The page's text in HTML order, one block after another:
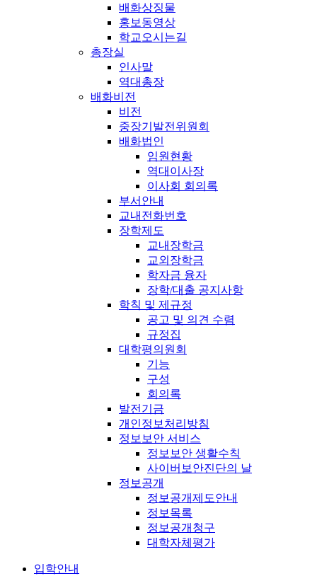
배화상징물
홍보동영상
학교오시는길
총장실
인사말
역대총장
배화비전
비전
중장기발전위원회
배화법인
임원현황
역대이사장
이사회 회의록
부서안내
교내전화번호
장학제도
교내장학금
교외장학금
학자금 융자
장학/대출 공지사항
학칙 및 제규정
공고 및 의견 수렴
규정집
대학평의원회
기능
구성
회의록
발전기금
개인정보처리방침
정보보안 서비스
정보보안 생활수칙
사이버보안진단의 날
정보공개
정보공개제도안내
정보목록
정보공개청구
대학자체평가
입학안내